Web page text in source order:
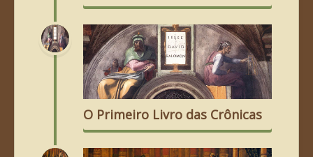
O Primeiro Livro das Crônicas